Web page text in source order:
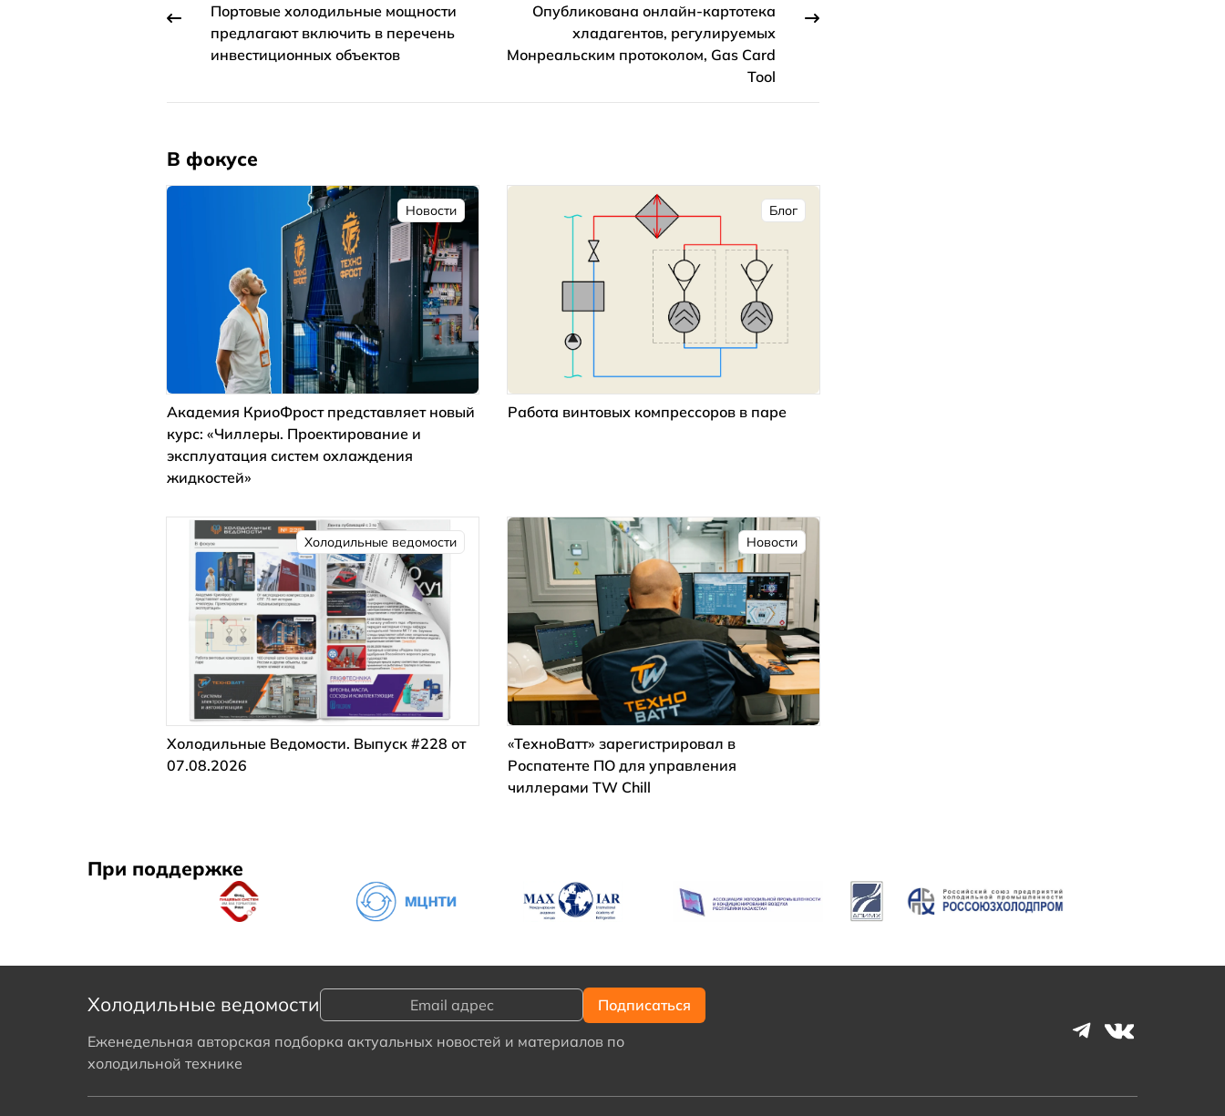
Портовые холодильные мощности
предлагают включить в перечень
инвестиционных объектов
Опубликована онлайн-картотека
хладагентов, регулируемых
Монреальским протоколом, Gas Card
Tool
В фокусе
Новости
Академия КриоФрост представляет новый
курс: «Чиллеры. Проектирование и
эксплуатация систем охлаждения
жидкостей»
Блог
Работа винтовых компрессоров в паре
Холодильные ведомости
Холодильные Ведомости. Выпуск #228 от
07.08.2026
Новости
«ТехноВатт» зарегистрировал в
Роспатенте ПО для управления
чиллерами TW Chill
При поддержке
Холодильные ведомости
Еженедельная авторская подборка актуальных новостей и материалов по
холодильной технике